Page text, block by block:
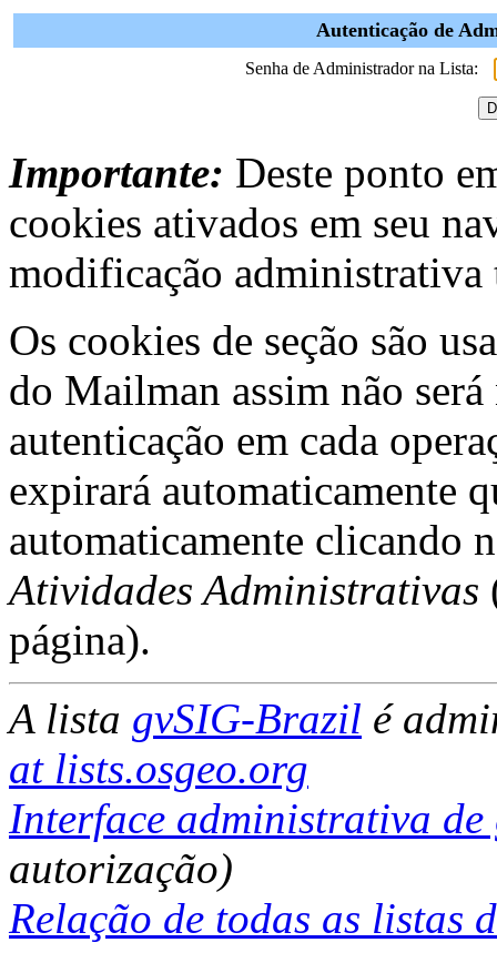
Autenticação de
Senha de Administrador na Lista:
Importante: Deste ponto
cookies ativados em seu
modificação administrativa
Os cookies de seção são
do Mailman assim não será
autenticação em cada
expirará automaticamente
automaticamente clicando
Atividades Administrativas
página).
A lista gvSIG-Brazil é
at lists.osgeo.org
Interface administrativa
autorização)
Relação de todas as listas